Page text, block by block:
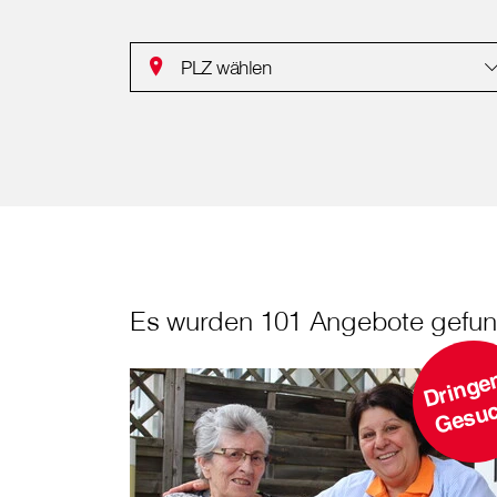
PLZ wählen
Es wurden 101 Angebote